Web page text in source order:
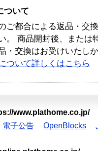
ついて
ご都合による返品・交
。 商品開封後、または
・交換はお受けいたし
ついて詳しくはこちら
www.plathome.co.jp/
電子公告 OpenBlocks